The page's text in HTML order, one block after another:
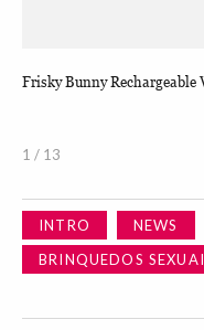
Frisky Bunny Rechargeable
1 / 13
INTRO NEWS
BRINQUEDOS